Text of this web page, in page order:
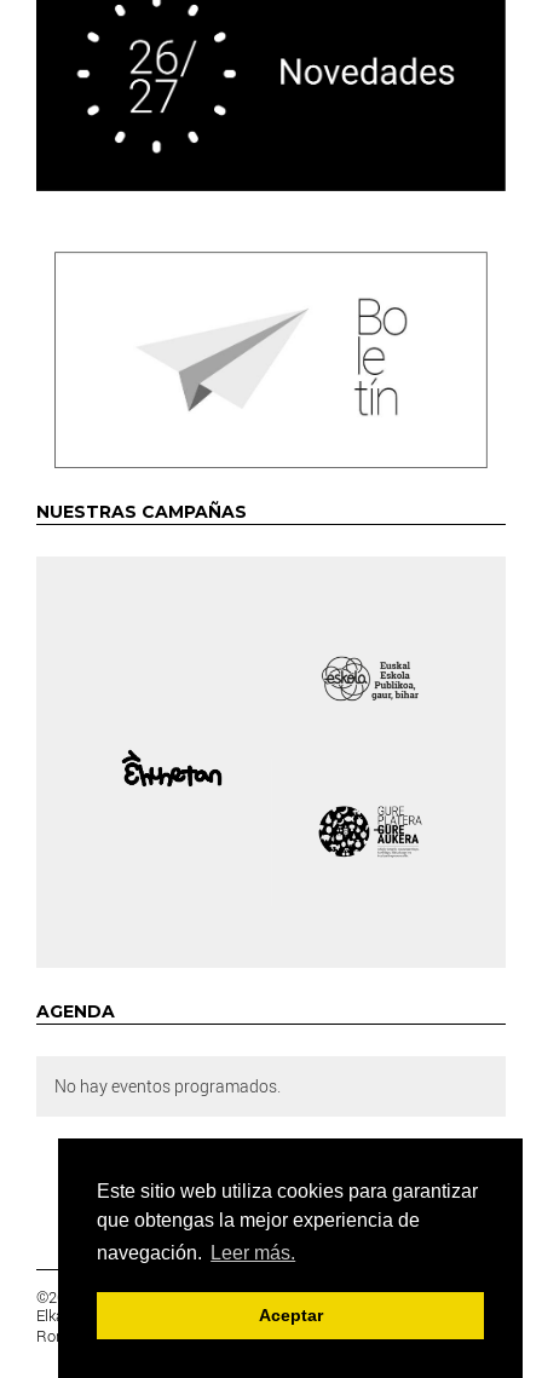
Este sitio web utiliza cookies para garantizar
que obtengas la mejor experiencia de
navegación.
Leer más.
Aceptar
NUESTRAS CAMPAÑAS
AGENDA
No hay eventos programados.
©2019 Euskal Herriko Ikasleen Gurasoen
Elkartea -
Ronda 27, 1 Ezk, 48005 Bilbao, Bizkaia